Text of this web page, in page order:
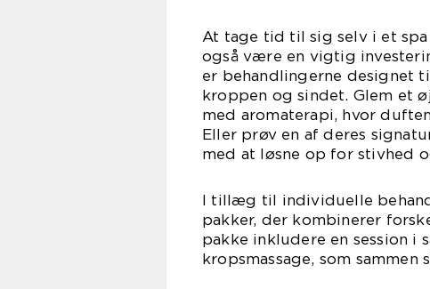
At tage tid til sig selv i et
også være en vigtig
er behandlingerne designet
kroppen og sindet. Glem et
med aromaterapi, hvor
Eller prøv en af deres
med at løsne op for stivhed
I tillæg til individuelle
pakker, der kombinerer
pakke inkludere en session
kropsmassage, som